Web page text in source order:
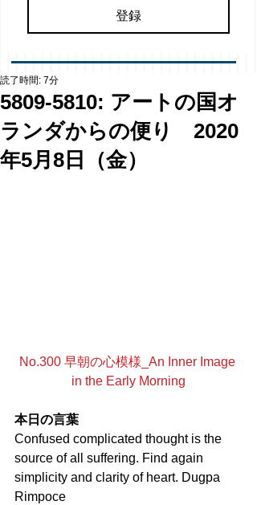
登録
5809-5810: アートの国オ
ランダからの便り 2020
年5月8日（金）
読了時間: 7分
No.300 早朝の心模様_An Inner Image
in the Early Morning
本日の言葉
Confused complicated thought is the
source of all suffering. Find again
simplicity and clarity of heart. Dugpa
Rimpoce